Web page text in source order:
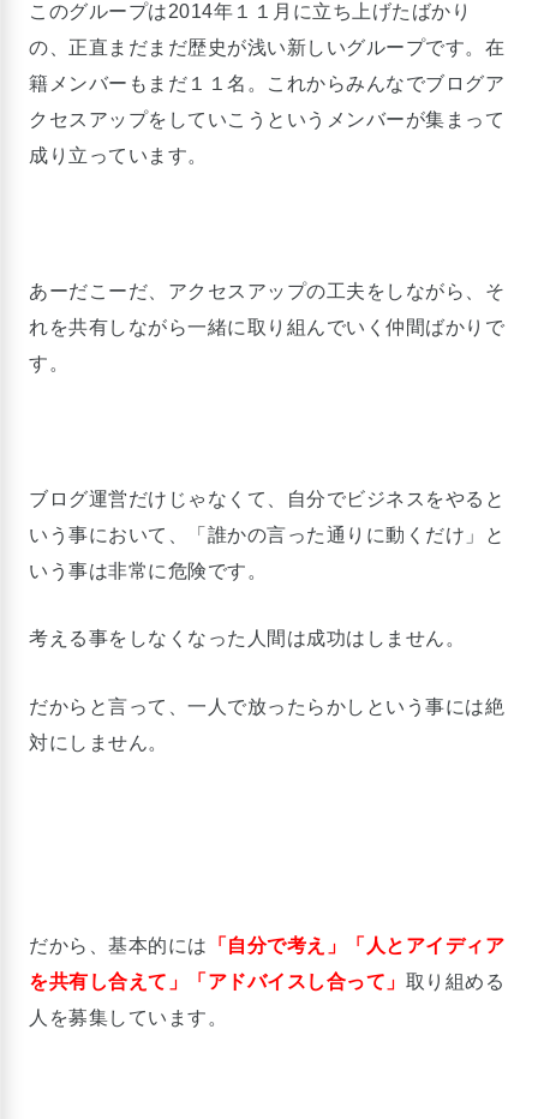
このグループは2014年１１月に立ち上げたばかり
の、正直まだまだ歴史が浅い新しいグループです。在
籍メンバーもまだ１１名。これからみんなでブログア
クセスアップをしていこうというメンバーが集まって
成り立っています。
あーだこーだ、アクセスアップの工夫をしながら、そ
れを共有しながら一緒に取り組んでいく仲間ばかりで
す。
ブログ運営だけじゃなくて、自分でビジネスをやると
いう事において、「誰かの言った通りに動くだけ」と
いう事は非常に危険です。
考える事をしなくなった人間は成功はしません。
だからと言って、一人で放ったらかしという事には絶
対にしません。
だから、基本的には 「自分で考え」
「人とアイディア
を共有し合えて」
「アドバイスし合って」 取り組める
人を募集しています。